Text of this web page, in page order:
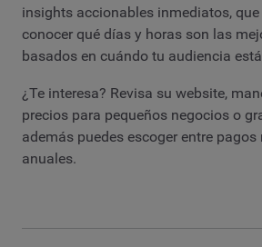
insights accionables inmediatos,
conocer qué días y horas son las
basados en cuándo tu audiencia
¿Te interesa? Revisa su website,
precios para pequeños negocios o
además puedes escoger entre
anuales.